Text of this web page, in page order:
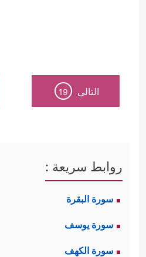
التالي 19
روابط سريعة :
سورة البقرة
سورة يوسف
سورة الكهف